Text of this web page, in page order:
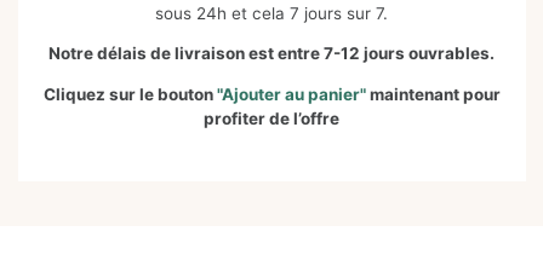
sous 24h et cela 7 jours sur 7.
Notre délais de livraison est entre 7-12 jours ouvrables.
Cliquez sur le bouton"Ajouter au panier"maintenant pour
profiter de l’offre